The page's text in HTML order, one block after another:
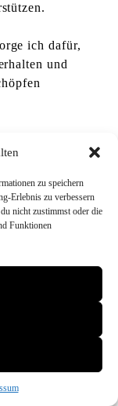
zu speichern
Erlebnis zu verbessern
nicht zustimmst oder die
Funktionen
ich dafür,
und
als
der